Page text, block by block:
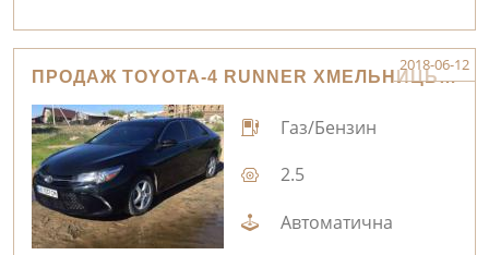
ПРОДАЖ TOYOTA-4 RUNNER ХМЕЛЬНИЦЬКИЙ
2018-06-12
Газ/Бензин
2.5
Автоматична